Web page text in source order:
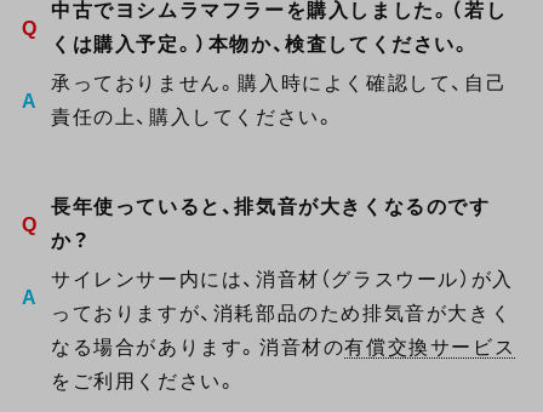
中古でヨシムラマフラーを購入しました。（若し
くは購入予定。）本物か、検査してください。
承っておりません。購入時によく確認して、自己
責任の上、購入してください。
長年使っていると、排気音が大きくなるのです
か？
サイレンサー内には、消音材（グラスウール）が入
っておりますが、消耗部品のため排気音が大きく
なる場合があります。消音材の有償交換サービス
をご利用ください。